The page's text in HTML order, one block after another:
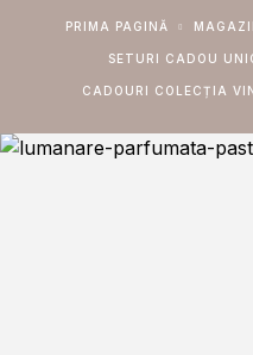
PRIMA PAGINĂ
SETURI CADOU
CADOURI COLECȚIA